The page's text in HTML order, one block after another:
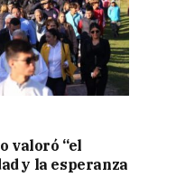
valoró “el
y la esperanza